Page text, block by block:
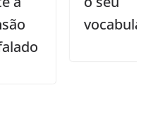
vocabulário